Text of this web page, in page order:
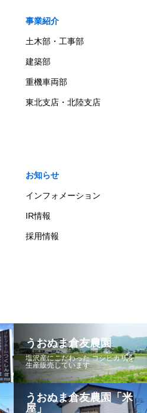
事業紹介
土木部・工事部
建築部
重機車両部
東北支店・北陸支店
お知らせ
インフォメーション
IR情報
採用情報
うおぬま倉友農園
塩沢産にこだわった コシヒカリを
生産販売しています
うおぬま倉友農園「米
屋」